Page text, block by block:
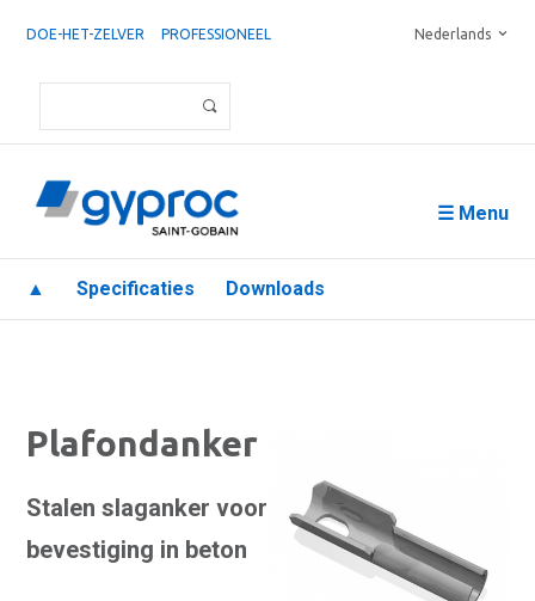
DOE-HET-ZELVER PROFESSIONEEL Nederlands
☰ Menu
▲ Specificaties Downloads
Plafondanker
Stalen slaganker voor
bevestiging in beton